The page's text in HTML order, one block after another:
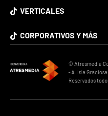
VERTICALES
CORPORATIVOS Y MÁS
© Atresmedia
- A. Isla Graciosa
Reservados